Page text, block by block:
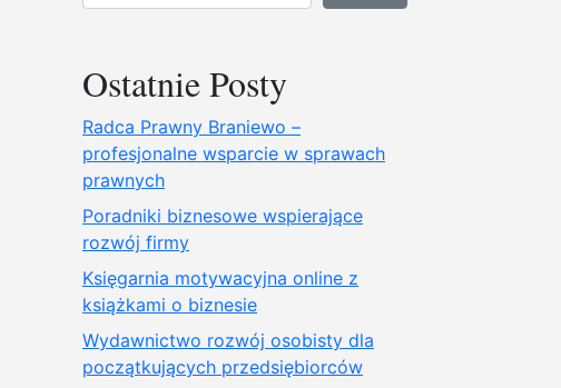
Ostatnie Posty
Radca Prawny Braniewo –
profesjonalne wsparcie w sprawach
prawnych
Poradniki biznesowe wspierające
rozwój firmy
Księgarnia motywacyjna online z
książkami o biznesie
Wydawnictwo rozwój osobisty dla
początkujących przedsiębiorców